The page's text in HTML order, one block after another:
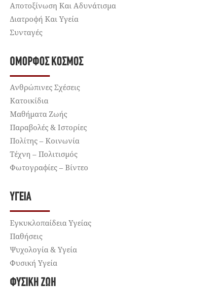
Αποτοξίνωση Και Αδυνάτισμα
Διατροφή Και Υγεία
Συνταγές
ΌΜΟΡΦΟΣ ΚΌΣΜΟΣ
Ανθρώπινες Σχέσεις
Κατοικίδια
Μαθήματα Ζωής
Παραβολές & Ιστορίες
Πολίτης – Κοινωνία
Τέχνη – Πολιτισμός
Φωτογραφίες – Βίντεο
ΥΓΕΊΑ
Εγκυκλοπαίδεια Υγείας
Παθήσεις
Ψυχολογία & Υγεία
Φυσική Υγεία
ΦΥΣΙΚΉ ΖΩΉ